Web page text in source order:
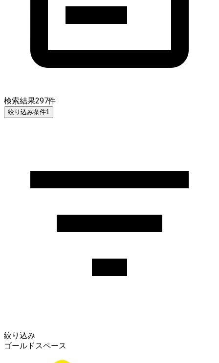
検索結果297件
絞り込み条件1
絞り込み
ゴールドスペース